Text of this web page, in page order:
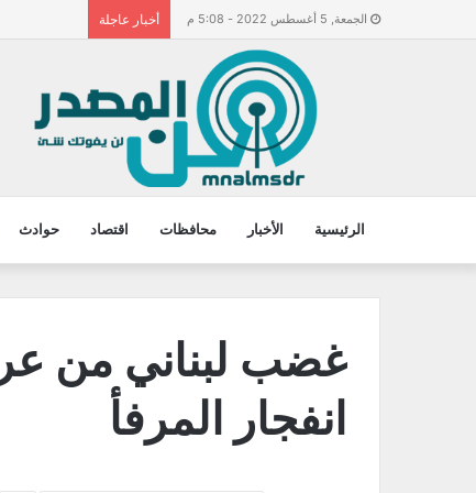
الجمعة, 5 أغسطس 2022 - 5:08 م أخبار عاجلة
الرئيسية الأخبار محافظات اقتصاد حوادث
غضب لبناني من
انفجار المرفأ